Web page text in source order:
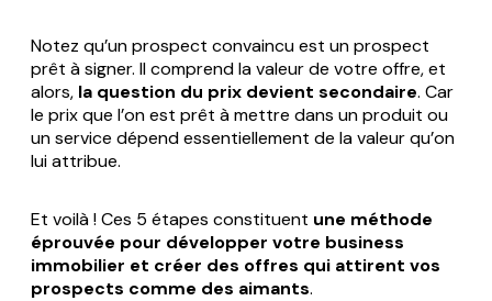
Notez qu’un prospect convaincu est un prospect
prêt à signer. Il comprend la valeur de votre offre, et
alors, la question du prix devient secondaire. Car
le prix que l’on est prêt à mettre dans un produit ou
un service dépend essentiellement de la valeur qu’on
lui attribue.
Et voilà ! Ces 5 étapes constituent une méthode
éprouvée pour développer votre business
immobilier et créer des offres qui attirent vos
prospects comme des aimants.